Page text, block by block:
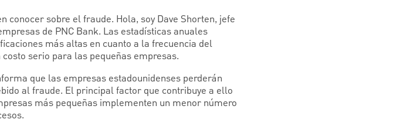
conocer sobre el fraude. Hola, soy Dave Shorten, jefe
de PNC Bank. Las estadísticas anuales
más altas en cuanto a la frecuencia del
serio para las pequeñas empresas.
que las empresas estadounidenses perderán
al fraude. El principal factor que contribuye a ello
más pequeñas implementen un menor número